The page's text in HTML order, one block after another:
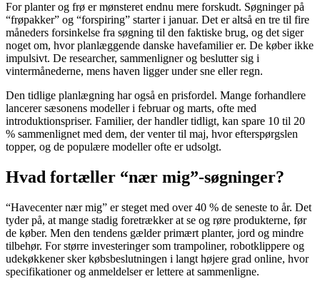
For planter og frø er mønsteret endnu mere forskudt. Søgninger på
“frøpakker” og “forspiring” starter i januar. Det er altså en tre til fire
måneders forsinkelse fra søgning til den faktiske brug, og det siger
noget om, hvor planlæggende danske havefamilier er. De køber ikke
impulsivt. De researcher, sammenligner og beslutter sig i
vintermånederne, mens haven ligger under sne eller regn.
Den tidlige planlægning har også en prisfordel. Mange forhandlere
lancerer sæsonens modeller i februar og marts, ofte med
introduktionspriser. Familier, der handler tidligt, kan spare 10 til 20
% sammenlignet med dem, der venter til maj, hvor efterspørgslen
topper, og de populære modeller ofte er udsolgt.
Hvad fortæller “nær mig”-søgninger?
“Havecenter nær mig” er steget med over 40 % de seneste to år. Det
tyder på, at mange stadig foretrækker at se og røre produkterne, før
de køber. Men den tendens gælder primært planter, jord og mindre
tilbehør. For større investeringer som trampoliner, robotklippere og
udekøkkener sker købsbeslutningen i langt højere grad online, hvor
specifikationer og anmeldelser er lettere at sammenligne.